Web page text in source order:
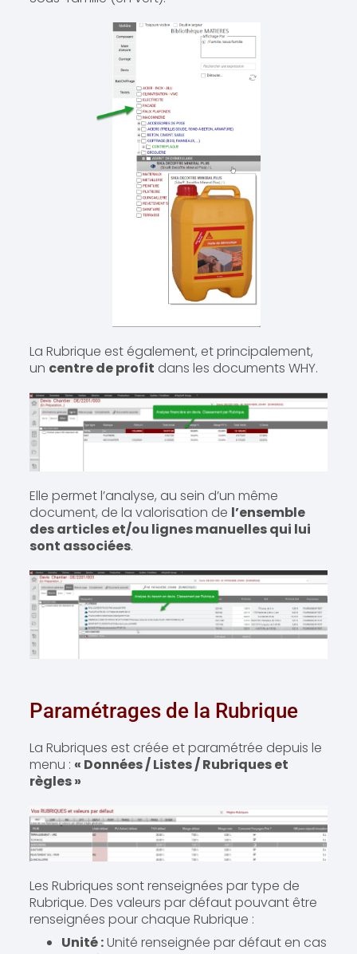
La Rubrique est également, et principalement,
un centre de profit dans les documents WHY.
Elle permet l’analyse, au sein d’un même
document, de la valorisation de l’ensemble
des articles et/ou lignes manuelles qui lui
sont associées.
Paramétrages de la Rubrique
La Rubriques est créée et paramétrée depuis le
menu : « Données / Listes / Rubriques et
règles »
Les Rubriques sont renseignées par type de
Rubrique. Des valeurs par défaut pouvant être
renseignées pour chaque Rubrique :
Unité :Unité renseignée par défaut en cas